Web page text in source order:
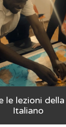
le lezioni
Italiano